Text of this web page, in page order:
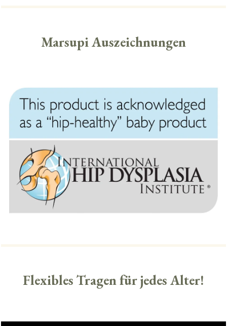
Marsupi Auszeichnungen
Flexibles Tragen für jedes Alter!